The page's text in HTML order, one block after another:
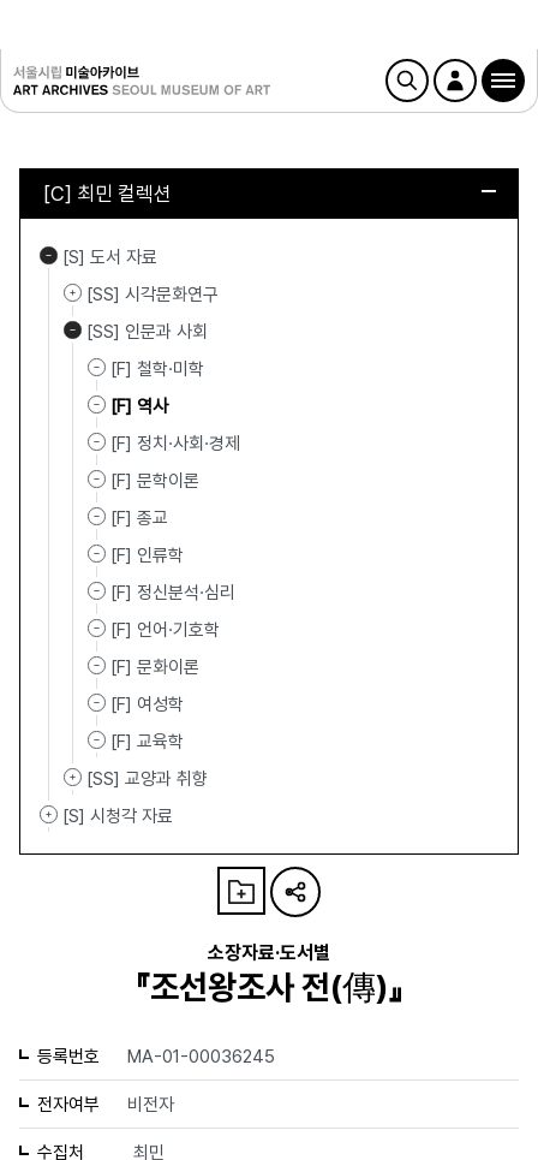
[C] 최민 컬렉션
[S] 도서 자료
[SS] 시각문화연구
[SS] 인문과 사회
[F] 철학·미학
[F] 역사
[F] 정치·사회·경제
[F] 문학이론
[F] 종교
[F] 인류학
[F] 정신분석·심리
[F] 언어·기호학
[F] 문화이론
[F] 여성학
[F] 교육학
[SS] 교양과 취향
[S] 시청각 자료
소장자료·도서별
『조선왕조사 전(傳)』
등록번호 MA-01-00036245
전자여부 비전자
수집처 최민